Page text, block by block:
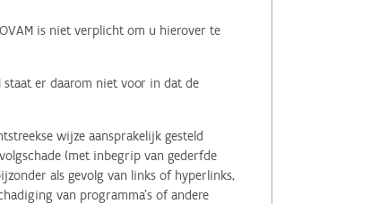
is niet verplicht om u hierover te
er daarom niet voor in dat de
wijze aansprakelijk gesteld
(met inbegrip van gederfde
als gevolg van links of hyperlinks,
van programma's of andere